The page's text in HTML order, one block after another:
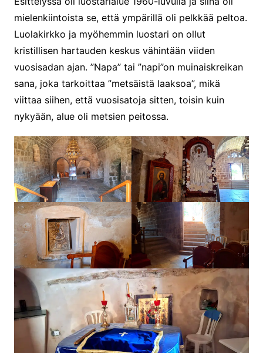
mielenkiintoista se, että ympärillä oli pelkkää peltoa.
Luolakirkko ja myöhemmin luostari on ollut
kristillisen hartauden keskus vähintään viiden
vuosisadan ajan. ”Napa” tai ”napi”on muinaiskreikan
sana, joka tarkoittaa ”metsäistä laaksoa”, mikä
viittaa siihen, että vuosisatoja sitten, toisin kuin
nykyään, alue oli metsien peitossa.